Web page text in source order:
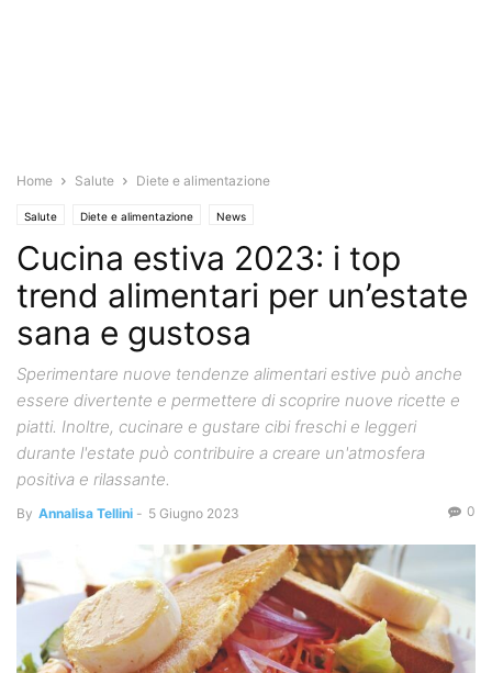
Home Salute Diete e alimentazione
Salute Diete e alimentazione News
Cucina estiva 2023: i top
trend alimentari per un’estate
sana e gustosa
Sperimentare nuove tendenze alimentari estive può anche
essere divertente e permettere di scoprire nuove ricette e
piatti. Inoltre, cucinare e gustare cibi freschi e leggeri
durante l'estate può contribuire a creare un'atmosfera
positiva e rilassante.
By Annalisa Tellini - 5 Giugno 2023 0